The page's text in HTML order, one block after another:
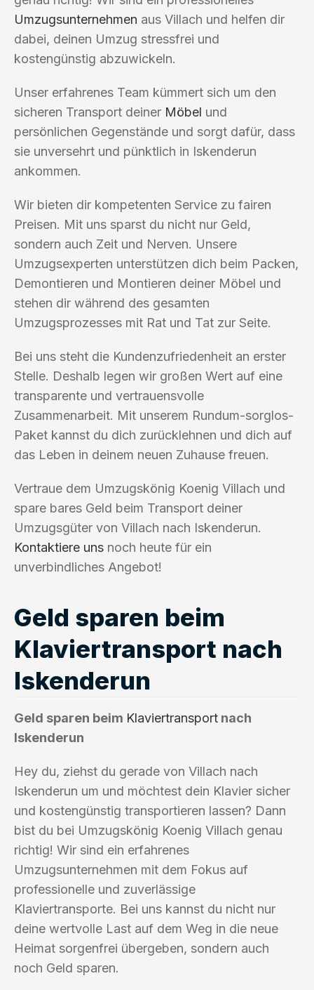
Umzugsunternehmen aus Villach und helfen dir
dabei, deinen Umzug stressfrei und
kostengünstig abzuwickeln.
Unser erfahrenes Team kümmert sich um den
sicheren Transport deiner Möbel und
persönlichen Gegenstände und sorgt dafür, dass
sie unversehrt und pünktlich in Iskenderun
ankommen.
Wir bieten dir kompetenten Service zu fairen
Preisen. Mit uns sparst du nicht nur Geld,
sondern auch Zeit und Nerven. Unsere
Umzugsexperten unterstützen dich beim Packen,
Demontieren und Montieren deiner Möbel und
stehen dir während des gesamten
Umzugsprozesses mit Rat und Tat zur Seite.
Bei uns steht die Kundenzufriedenheit an erster
Stelle. Deshalb legen wir großen Wert auf eine
transparente und vertrauensvolle
Zusammenarbeit. Mit unserem Rundum-sorglos-
Paket kannst du dich zurücklehnen und dich auf
das Leben in deinem neuen Zuhause freuen.
Vertraue dem Umzugskönig Koenig Villach und
spare bares Geld beim Transport deiner
Umzugsgüter von Villach nach Iskenderun.
Kontaktiere uns noch heute für ein
unverbindliches Angebot!
Geld sparen beim
Klaviertransport nach
Iskenderun
Geld sparen beim Klaviertransport nach
Iskenderun
Hey du, ziehst du gerade von Villach nach
Iskenderun um und möchtest dein Klavier sicher
und kostengünstig transportieren lassen? Dann
bist du bei Umzugskönig Koenig Villach genau
richtig! Wir sind ein erfahrenes
Umzugsunternehmen mit dem Fokus auf
professionelle und zuverlässige
Klaviertransporte. Bei uns kannst du nicht nur
deine wertvolle Last auf dem Weg in die neue
Heimat sorgenfrei übergeben, sondern auch
noch Geld sparen.